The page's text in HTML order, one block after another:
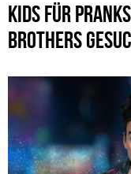
KIDS FÜR
BROTHERS